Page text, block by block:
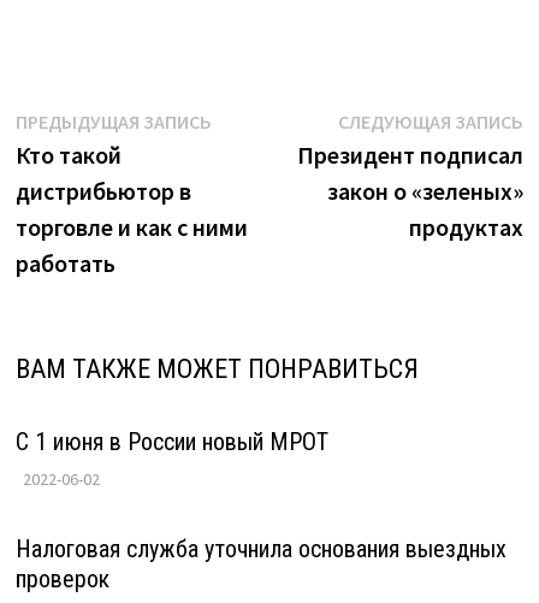
Навигация
по
записям
ПРЕДЫДУЩАЯ ЗАПИСЬПредыдущая
Кто такой
дистрибьютор в
торговле и как с ними
работать
СЛЕДУЮЩАЯ ЗАПИСЬ
Президент подписал
закон о «зеленых»
продуктах
ВАМ ТАКЖЕ МОЖЕТ ПОНРАВИТЬСЯ
С 1 июня в России новый МРОТ
2022-06-02
Налоговая служба уточнила основания выездных
проверок